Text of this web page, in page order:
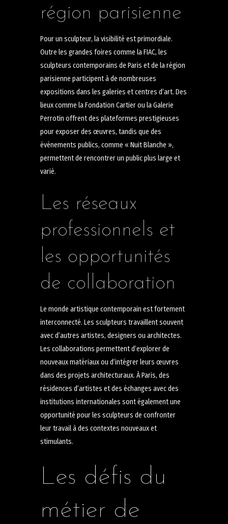
région parisienne
Pour un sculpteur, la visibilité est primordiale.
Outre les grandes foires comme la FIAC, les
sculpteurs contemporains de Paris et de la région
parisienne participent à de nombreuses
expositions dans les galeries et centres d’art. Des
lieux comme la Fondation Cartier ou la Galerie
Perrotin offrent des plateformes prestigieuses
pour exposer des œuvres, tandis que des
événements publics, comme « Nuit Blanche »,
permettent de rencontrer un public plus large et
varié.
Les réseaux
professionnels et
les opportunités
de collaboration
Le monde artistique contemporain est fortement
interconnecté. Les sculpteurs travaillent souvent
avec d’autres artistes, designers ou architectes.
Les collaborations permettent d’explorer de
nouveaux matériaux ou d’intégrer leurs œuvres
dans des projets architecturaux. À Paris, des
résidences d’artistes et des échanges avec des
institutions internationales sont également une
opportunité pour les sculpteurs de confronter
leur travail à des contextes nouveaux et
stimulants.
Les défis du
métier de